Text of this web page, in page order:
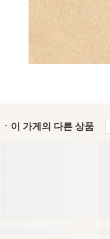
ㆍ이 가게의 다른 상품